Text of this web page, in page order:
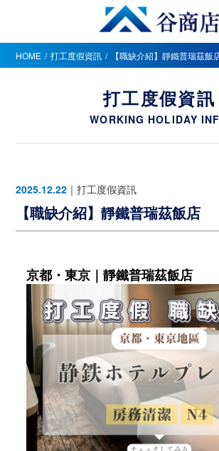
HOME 打工度假資訊 【職缺介紹】靜鐵普瑞茲飯
打工度假資訊
WORKING HOLIDAY
2025.12.22 ｜打工度假資訊
【職缺介紹】靜鐵普瑞茲飯店
京都・東京｜靜鐵普瑞茲飯店